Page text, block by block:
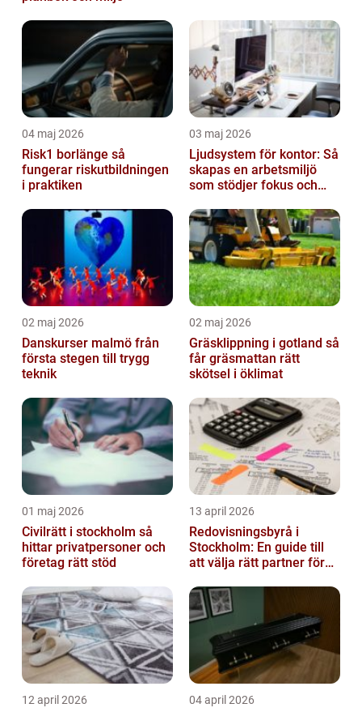
04 maj 2026
Risk1 borlänge så
fungerar riskutbildningen
i praktiken
03 maj 2026
Ljudsystem för kontor: Så
skapas en arbetsmiljö
som stödjer fokus och
02 maj 2026
Danskurser malmö från
första stegen till trygg
teknik
02 maj 2026
Gräsklippning i gotland så
får gräsmattan rätt
skötsel i öklimat
01 maj 2026
Civilrätt i stockholm så
hittar privatpersoner och
företag rätt stöd
13 april 2026
Redovisningsbyrå i
Stockholm: En guide till
att välja rätt partner för
12 april 2026 04 april 2026